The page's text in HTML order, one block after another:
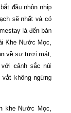
đầu nhộn nhịp
sẽ nhất và có
là đến bản
Khe Nước Mọc,
về sự tươi mát,
cảnh sắc núi
không ngừng
khe Nước Mọc,